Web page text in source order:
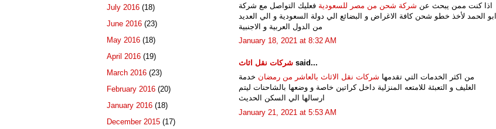
اذا كنت ممن يبحث عن شركة شحن من مصر للسعودية فعليك التواصل مع شركة
ابو الحمد لأخذ خطو شحن كافة الاغراض و البضائع الي دولة السعودية و الي العديد
من الدول العربية و الاجنبية
January 18, 2021 at 8:32 AM
شركات نقل اثاث said...
من اكثر الخدمات التي تقدمها شركات نقل الاثاث بالعاشر من رمضان خدمة
الغليف و التعبئة للامتعه المنزلية داخل كراتين خاصة و وضعها بالشاحنات ليتم
ارسالها الي السكن الحديث
January 21, 2021 at 5:53 AM
July 2016 (18)
June 2016 (23)
May 2016 (18)
April 2016 (19)
March 2016 (23)
February 2016 (20)
January 2016 (18)
December 2015 (17)